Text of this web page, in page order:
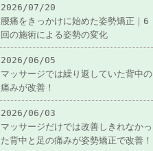
2026/07/20
腰痛をきっかけに始めた姿勢矯正｜6
回の施術による姿勢の変化
2026/06/05
マッサージでは繰り返していた背中の
痛みが改善！
2026/06/03
マッサージだけでは改善しきれなかっ
た背中と足の痛みが姿勢矯正で改善！